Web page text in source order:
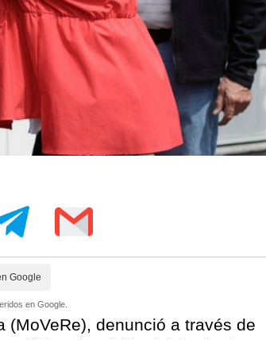
Google
en Google.
(MoVeRe), denunció a través de